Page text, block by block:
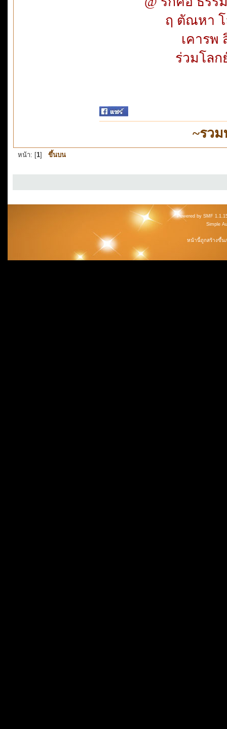
ฤ ตัณหา โ
เคารพ
ร่วมโล
~รว
หน้า: [1] ขึ้นบน
Powered by SMF
Simple
หน้านี้ถูกสร้างขึ้น